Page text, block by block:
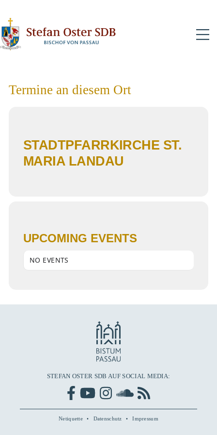
Termine an diesem Ort
STADTPFARRKIRCHE ST.
MARIA LANDAU
UPCOMING EVENTS
NO EVENTS
STEFAN OSTER SDB AUF SOCIAL MEDIA:
Netiquette Datenschutz Impressum